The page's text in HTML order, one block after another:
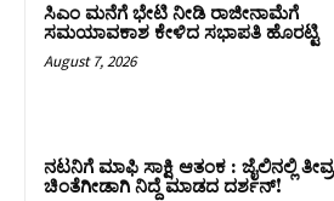
ಸಿಎಂ ಮನೆಗೆ ಭೇಟಿ ನೀಡಿ ರಾಜೀನಾಮೆಗೆ
ಸಮಯಾವಕಾಶ ಕೇಳಿದ ಸಭಾಪತಿ ಹೊರಟ್ಟಿ
August 7, 2026
ನಟನಿಗೆ ಮಾಫಿ ಸಾಕ್ಷಿ ಆತಂಕ : ಜೈಲಿನಲ್ಲಿ ತೀವ್ರ
ಚಿಂತೆಗೀಡಾಗಿ ನಿದ್ದೆ ಮಾಡದ ದರ್ಶನ್!